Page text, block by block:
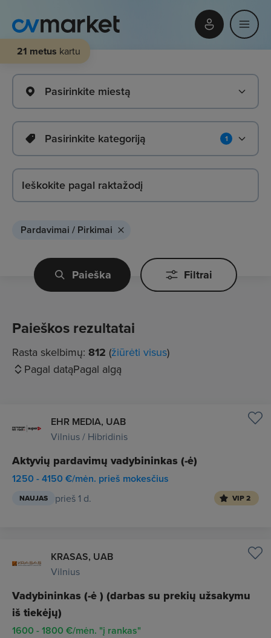
21 metus kartu
Pasirinkite miestą
Pasirinkite kategoriją 1
Pardavimai / Pirkimai
Paieška Filtrai
Paieškos rezultatai
Rasta skelbimų: 812 (žiūrėti visus)
Pagal datąPagal algą
EHR MEDIA, UAB
Vilnius / Hibridinis
Aktyvių pardavimų vadybininkas (-ė)
1250 - 4150 €/mėn. prieš mokesčius
NAUJAS prieš 1 d. VIP 2
KRASAS, UAB
Vilnius
Vadybininkas (-ė ) (darbas su prekių užsakymu
iš tiekėjų)
1600 - 1800 €/mėn. "į rankas"